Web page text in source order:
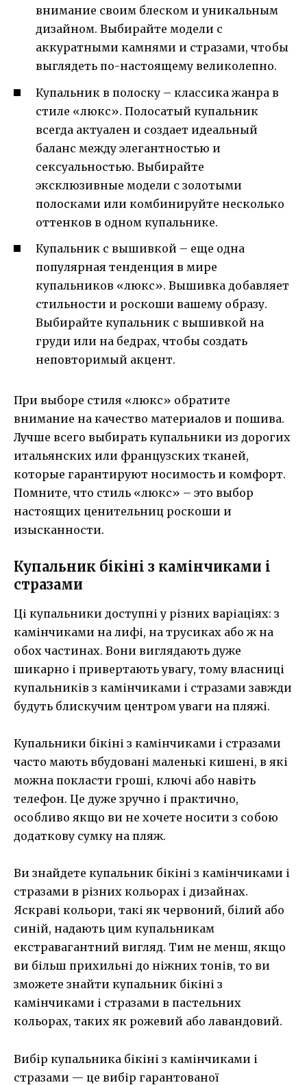
внимание своим блеском и уникальным
дизайном. Выбирайте модели с
аккуратными камнями и стразами, чтобы
выглядеть по-настоящему великолепно.
Купальник в полоску – классика жанра в
стиле «люкс». Полосатый купальник
всегда актуален и создает идеальный
баланс между элегантностью и
сексуальностью. Выбирайте
эксклюзивные модели с золотыми
полосками или комбинируйте несколько
оттенков в одном купальнике.
Купальник с вышивкой – еще одна
популярная тенденция в мире
купальников «люкс». Вышивка добавляет
стильности и роскоши вашему образу.
Выбирайте купальник с вышивкой на
груди или на бедрах, чтобы создать
неповторимый акцент.
При выборе стиля «люкс» обратите
внимание на качество материалов и пошива.
Лучше всего выбирать купальники из дорогих
итальянских или французских тканей,
которые гарантируют носимость и комфорт.
Помните, что стиль «люкс» – это выбор
настоящих ценительниц роскоши и
изысканности.
Купальник бікіні з камінчиками і
стразами
Ці купальники доступні у різних варіаціях: з
камінчиками на лифі, на трусиках або ж на
обох частинах. Вони виглядають дуже
шикарно і привертають увагу, тому власниці
купальників з камінчиками і стразами завжди
будуть блискучим центром уваги на пляжі.
Купальники бікіні з камінчиками і стразами
часто мають вбудовані маленькі кишені, в які
можна покласти гроші, ключі або навіть
телефон. Це дуже зручно і практично,
особливо якщо ви не хочете носити з собою
додаткову сумку на пляж.
Ви знайдете купальник бікіні з камінчиками і
стразами в різних кольорах і дизайнах.
Яскраві кольори, такі як червоний, білий або
синій, надають цим купальникам
екстравагантний вигляд. Тим не менш, якщо
ви більш прихильні до ніжних тонів, то ви
зможете знайти купальник бікіні з
камінчиками і стразами в пастельних
кольорах, таких як рожевий або лавандовий.
Вибір купальника бікіні з камінчиками і
стразами — це вибір гарантованої